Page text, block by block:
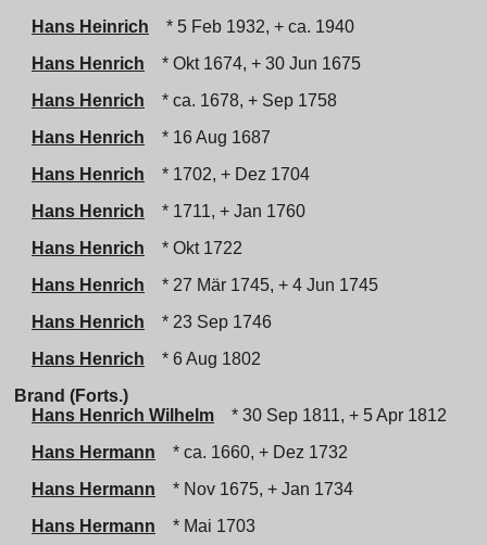
Hans Heinrich
* 5 Feb 1932, + ca. 1940
Hans Henrich
* Okt 1674, + 30 Jun 1675
Hans Henrich
* ca. 1678, + Sep 1758
Hans Henrich
* 16 Aug 1687
Hans Henrich
* 1702, + Dez 1704
Hans Henrich
* 1711, + Jan 1760
Hans Henrich
* Okt 1722
Hans Henrich
* 27 Mär 1745, + 4 Jun 1745
Hans Henrich
* 23 Sep 1746
Hans Henrich
* 6 Aug 1802
Brand (Forts.)
Hans Henrich Wilhelm
* 30 Sep 1811, + 5 Apr 1812
Hans Hermann
* ca. 1660, + Dez 1732
Hans Hermann
* Nov 1675, + Jan 1734
Hans Hermann
* Mai 1703